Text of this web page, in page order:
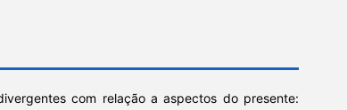
com relação a aspectos do presente: